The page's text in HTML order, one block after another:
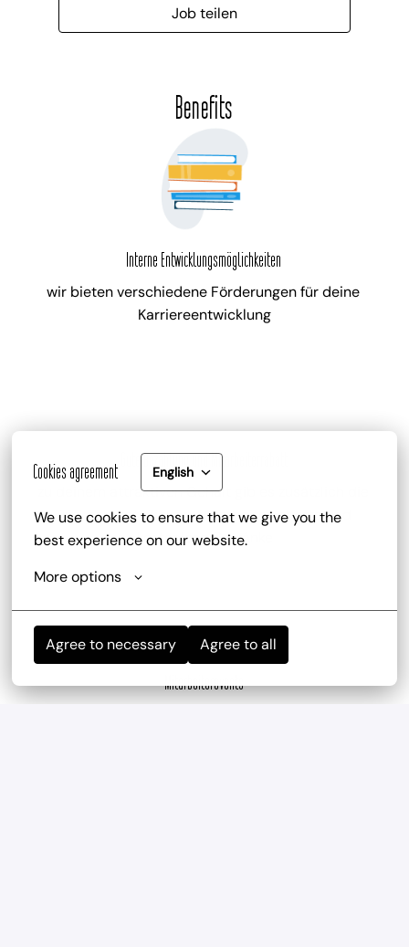
Cookies agreement English
We use cookies to ensure that we give you the
best experience on our website.
More options
Agree to necessary Agree to all
Job teilen
Benefits
Interne Entwicklungsmöglichkeiten
wir bieten verschiedene Förderungen für deine
Karriereentwicklung
Gute Bezahlung und Mitarbeiterrabatt
zu deinem attraktiven Gehalt gib es zusätzlich die
Trinkgeldbeteiligung, Mitarbeiterrabatte und
kostenlose Getränke
Mitarbeiterevents